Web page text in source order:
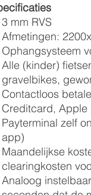
3 mm RVS
Afmetingen:
Ophangsysteem
Alle (kinder)
gravelbikes,
Contactloos
Creditcard, Apple
Payterminal zelf
app)
Maandelijkse
clearingkosten
Analoog